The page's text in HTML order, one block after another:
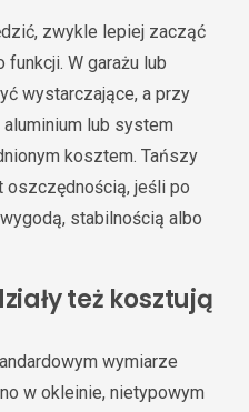
zwykle lepiej zacząć
funkcji. W garażu lub
wystarczające, a przy
lub system
kosztem. Tańszy
oszczędnością, jeśli po
stabilnością albo
też kosztują
wymiarze
w okleinie, nietypowym